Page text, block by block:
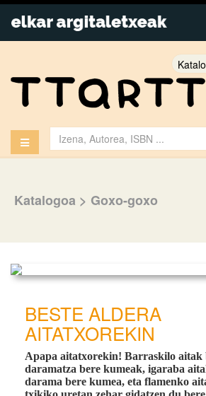
Katalogoa > Goxo-goxo
BESTE ALDERA
AITATXOREKIN
Apapa aitatxorekin! Barraskilo aitak
daramatza bere kumeak, igaraba
darama bere kumea, eta flamenko